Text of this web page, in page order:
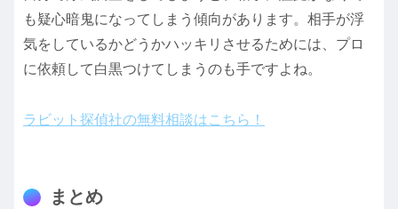
も疑心暗鬼になってしまう傾向があります。相手が浮
気をしているかどうかハッキリさせるためには、プロ
に依頼して白黒つけてしまうのも手ですよね。
ラビット探偵社の無料相談はこちら！
まとめ